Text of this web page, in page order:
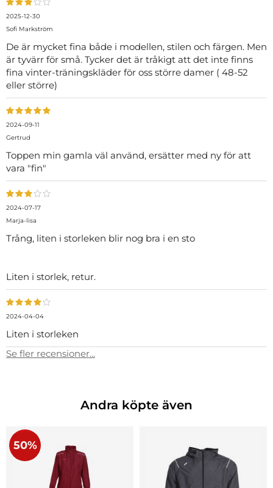
2025-12-30
Sofi Markström
De är mycket fina både i modellen, stilen och färgen. Men
är tyvärr för små. Tycker det är tråkigt att det inte finns
fina vinter-träningskläder för oss större damer ( 48-52
eller större)
2024-09-11
Gertrud
Toppen min gamla väl använd, ersätter med ny för att
vara "fin"
2024-07-17
Marja-lisa
Trång, liten i storleken blir nog bra i en sto
Liten i storlek, retur.
2024-04-04
Liten i storleken
Se fler recensioner...
Andra köpte även
50%